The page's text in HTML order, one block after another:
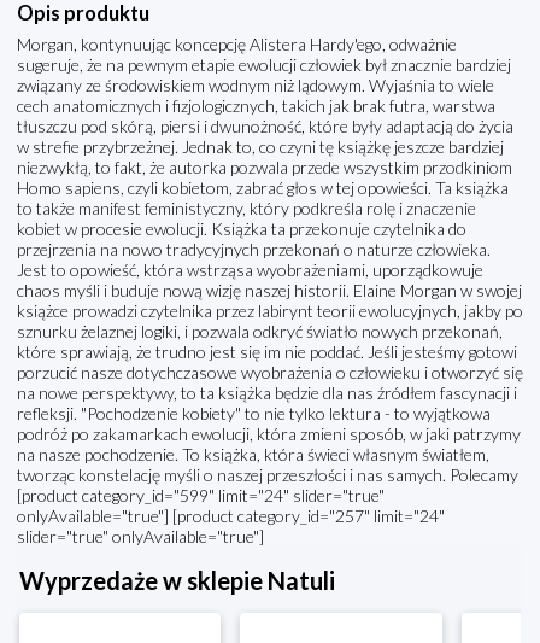
Opis produktu
Morgan, kontynuując koncepcję Alistera Hardy'ego, odważnie
sugeruje, że na pewnym etapie ewolucji człowiek był znacznie bardziej
związany ze środowiskiem wodnym niż lądowym. Wyjaśnia to wiele
cech anatomicznych i fizjologicznych, takich jak brak futra, warstwa
tłuszczu pod skórą, piersi i dwunożność, które były adaptacją do życia
w strefie przybrzeżnej. Jednak to, co czyni tę książkę jeszcze bardziej
niezwykłą, to fakt, że autorka pozwala przede wszystkim przodkiniom
Homo sapiens, czyli kobietom, zabrać głos w tej opowieści. Ta książka
to także manifest feministyczny, który podkreśla rolę i znaczenie
kobiet w procesie ewolucji. Książka ta przekonuje czytelnika do
przejrzenia na nowo tradycyjnych przekonań o naturze człowieka.
Jest to opowieść, która wstrząsa wyobrażeniami, uporządkowuje
chaos myśli i buduje nową wizję naszej historii. Elaine Morgan w swojej
książce prowadzi czytelnika przez labirynt teorii ewolucyjnych, jakby po
sznurku żelaznej logiki, i pozwala odkryć światło nowych przekonań,
które sprawiają, że trudno jest się im nie poddać. Jeśli jesteśmy gotowi
porzucić nasze dotychczasowe wyobrażenia o człowieku i otworzyć się
na nowe perspektywy, to ta książka będzie dla nas źródłem fascynacji i
refleksji. "Pochodzenie kobiety" to nie tylko lektura - to wyjątkowa
podróż po zakamarkach ewolucji, która zmieni sposób, w jaki patrzymy
na nasze pochodzenie. To książka, która świeci własnym światłem,
tworząc konstelację myśli o naszej przeszłości i nas samych. Polecamy
[product category_id="599" limit="24" slider="true"
onlyAvailable="true"] [product category_id="257" limit="24"
slider="true" onlyAvailable="true"]
Wyprzedaże w sklepie Natuli